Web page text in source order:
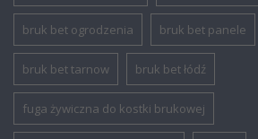
bruk bet ogrodzenia bruk bet panele
bruk bet tarnow bruk bet łódź
fuga żywiczna do kostki brukowej